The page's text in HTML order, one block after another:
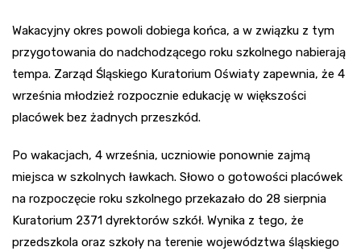
Wakacyjny okres powoli dobiega końca, a w związku z tym
przygotowania do nadchodzącego roku szkolnego nabierają
tempa. Zarząd Śląskiego Kuratorium Oświaty zapewnia, że 4
września młodzież rozpocznie edukację w większości
placówek bez żadnych przeszkód.
Po wakacjach, 4 września, uczniowie ponownie zajmą
miejsca w szkolnych ławkach. Słowo o gotowości placówek
na rozpoczęcie roku szkolnego przekazało do 28 sierpnia
Kuratorium 2371 dyrektorów szkół. Wynika z tego, że
przedszkola oraz szkoły na terenie województwa śląskiego